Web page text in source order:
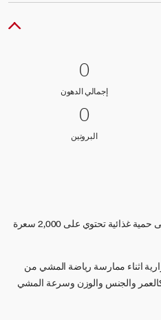
0 إجمالي الدهون
0
إجمالي الدهونإجمالي الدهون
0 البروتين
0
البروتين
*تعتمد القيمة الغذائية اليومية (DV) على حمية غذائية تحتوي على 2,000 سعرة
اثناء ممارسة رياضة المشي من
والجنس والوزن وسرعة المشي